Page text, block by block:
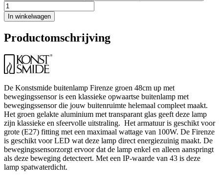
In winkelwagen
Productomschrijving
De Konstsmide buitenlamp Firenze groen 48cm up met
bewegingssensor is een klassieke opwaartse buitenlamp met
bewegingssensor die jouw buitenruimte helemaal compleet maakt.
Het groen gelakte aluminium met transparant glas geeft deze lamp
zijn klassieke en sfeervolle uitstraling. Het armatuur is geschikt voor
grote (E27) fitting met een maximaal wattage van 100W. De Firenze
is geschikt voor LED wat deze lamp direct energiezuinig maakt. De
bewegingssensorzorgt ervoor dat de lamp enkel en alleen aanspringt
als deze beweging detecteert. Met een IP-waarde van 43 is deze
lamp spatwaterdicht.